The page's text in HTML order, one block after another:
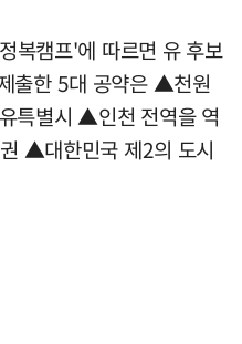
복캠프'에 따르면 유 후보
출한 5대 공약은 ▲천원
특별시 ▲인천 전역을 역
▲대한민국 제2의 도시